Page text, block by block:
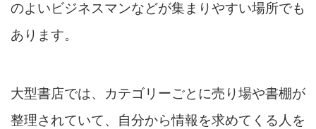
のよいビジネスマンなどが集まりやすい場所でも
あります。
大型書店では、カテゴリーごとに売り場や書棚が
整理されていて、自分から情報を求めてくる人を